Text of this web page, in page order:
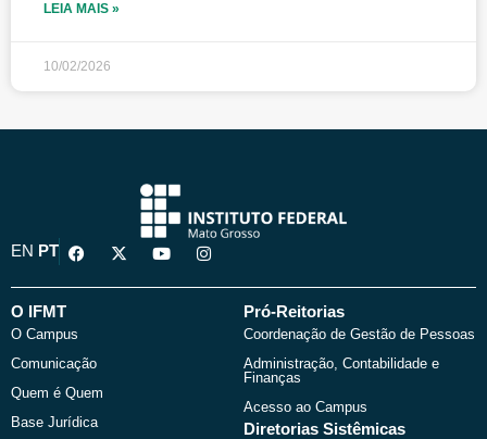
LEIA MAIS »
10/02/2026
EN PT
F
a
e
o
k
X
-
w
Y
o
t
I
n
t
O IFMT
O Campus
Comunicação
Quem é Quem
Base Jurídica
Pró-Reitorias
Coordenação de Gestão de Pessoas
Administração, Contabilidade e
Finanças
Acesso ao Campus
Diretorias Sistêmicas